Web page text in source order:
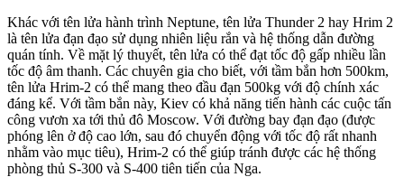
Khác với tên lửa hành trình Neptune, tên lửa Thunder 2 hay Hrim 2
là tên lửa đạn đạo sử dụng nhiên liệu rắn và hệ thống dẫn đường
quán tính. Về mặt lý thuyết, tên lửa có thể đạt tốc độ gấp nhiều lần
tốc độ âm thanh. Các chuyên gia cho biết, với tầm bắn hơn 500km,
tên lửa Hrim-2 có thể mang theo đầu đạn 500kg với độ chính xác
đáng kể. Với tầm bắn này, Kiev có khả năng tiến hành các cuộc tấn
công vươn xa tới thủ đô Moscow. Với đường bay đạn đạo (được
phóng lên ở độ cao lớn, sau đó chuyển động với tốc độ rất nhanh
nhằm vào mục tiêu), Hrim-2 có thể giúp tránh được các hệ thống
phòng thủ S-300 và S-400 tiên tiến của Nga.